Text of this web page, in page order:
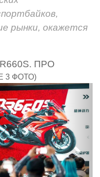
рынки, окажется
ПРО
3 ФОТО)